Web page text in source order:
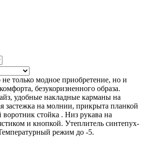
не только модное приобретение, но и
безукоризненного образа.
удобные накладные карманы на
застежка на молнии, прикрыта планкой
стойка . Низ рукава на
и кнопкой. Утеплитель синтепух-
режим до -5.